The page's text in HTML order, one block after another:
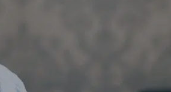
uitgegroeid tot een netwerk van
partners bevinden zich in
Aziatische gerechten voor de